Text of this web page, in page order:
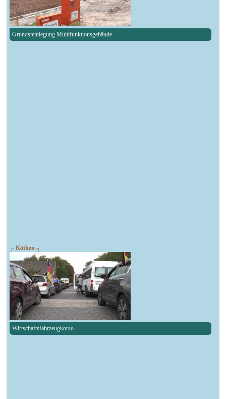
Grundsteinlegung Multifunktionsgebäude
┌ Köthen ┐
Wirtschaftsfahrzeugkorso